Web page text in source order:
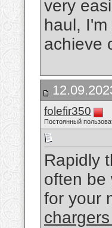
very
haul,
achieve
folefir350
Постоянный
Rapidly
often be
for your